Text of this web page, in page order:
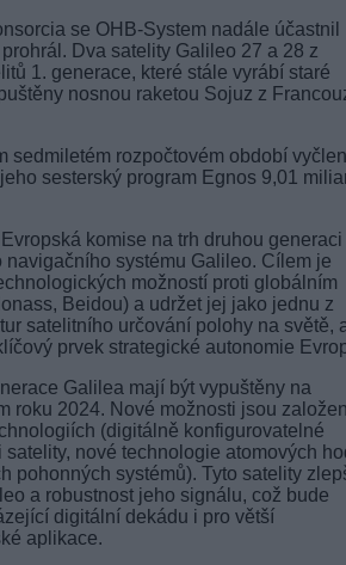
se OHB-System nadále účastnil
Dva satelity Galileo 27 a 28 z
1. generace, které stále vyrábí staré
nosnou raketou Sojuz z
sedmiletém rozpočtovém období
sesterský program Egnos 9,01
komise na trh druhou generaci
navigačního systému Galileo. Cílem je
možností proti globálním
Beidou) a udržet jej jako jednu z
satelitního určování polohy na světě,
prvek strategické autonomie
Galilea mají být vypuštěny na
roku 2024. Nové možnosti jsou
(digitálně konfigurovatelné
satelity, nové technologie atomových
pohonných systémů). Tyto satelity
a robustnost jeho signálu, což bude
digitální dekádu i pro větší
aplikace.